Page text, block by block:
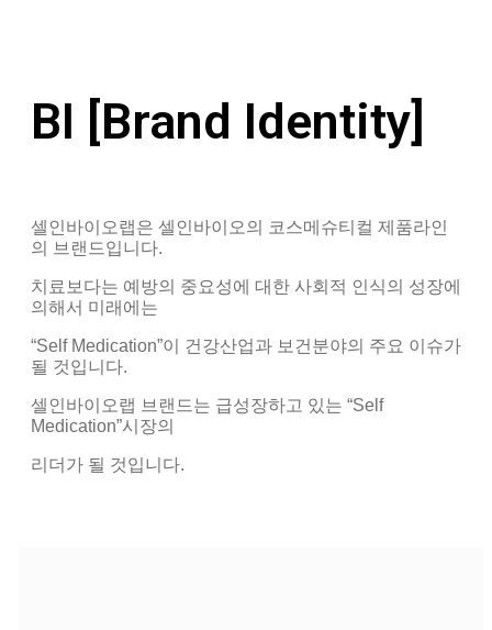
BI [Brand Identity]
셀인바이오랩은 셀인바이오의 코스메슈티컬 제품라인
의 브랜드입니다.
치료보다는 예방의 중요성에 대한 사회적 인식의 성장에
의해서 미래에는
“Self Medication”이 건강산업과 보건분야의 주요 이슈가
될 것입니다.
셀인바이오랩 브랜드는 급성장하고 있는 “Self
Medication”시장의
리더가 될 것입니다.